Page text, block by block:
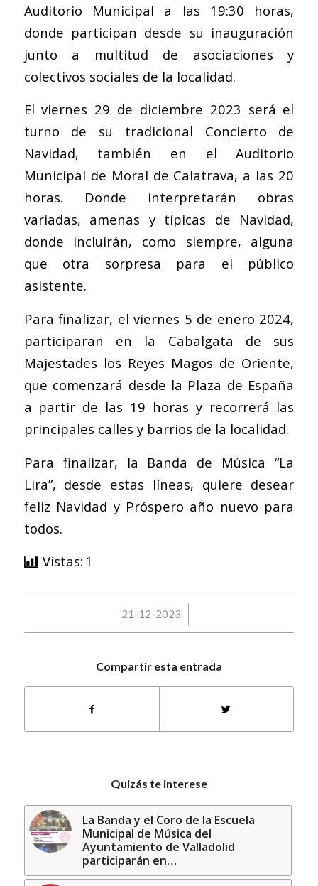
Auditorio Municipal a las 19:30 horas,
donde participan desde su inauguración
junto a multitud de asociaciones y
colectivos sociales de la localidad.
El viernes 29 de diciembre 2023 será el
turno de su tradicional Concierto de
Navidad, también en el Auditorio
Municipal de Moral de Calatrava, a las 20
horas. Donde interpretarán obras
variadas, amenas y típicas de Navidad,
donde incluirán, como siempre, alguna
que otra sorpresa para el público
asistente.
Para finalizar, el viernes 5 de enero 2024,
participaran en la Cabalgata de sus
Majestades los Reyes Magos de Oriente,
que comenzará desde la Plaza de España
a partir de las 19 horas y recorrerá las
principales calles y barrios de la localidad.
Para finalizar, la Banda de Música “La
Lira”, desde estas líneas, quiere desear
feliz Navidad y Próspero año nuevo para
todos.
Vistas: 1
21-12-2023
/
Compartir esta entrada
Quizás te interese
La Banda y el Coro de la Escuela
Municipal de Música del
Ayuntamiento de Valladolid
participarán en…